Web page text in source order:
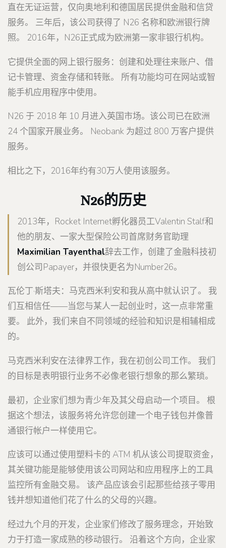
直在无证运营，仅向奥地利和德国居民提供金融和信贷
服务。 三年后，该公司获得了 N26 名称和欧洲银行牌
照。 2016年，N26正式成为欧洲第一家非银行机构。
它提供全面的网上银行服务：创建和处理往来账户、借
记卡管理、资金存储和转账。 所有功能均可在网站或智
能手机应用程序中使用。
N26 于 2018 年 10 月进入英国市场。该公司已在欧洲
24 个国家开展业务。 Neobank 为超过 800 万客户提供
服务。
相比之下，2016年约有30万人使用该服务。
N26的历史
2013年，Rocket Internet孵化器员工Valentin Stalf和
他的朋友、一家大型保险公司首席财务官助理
Maximilian Tayenthal辞去工作，创建了金融科技初
创公司Papayer，并很快更名为Number26。
瓦伦丁·斯塔夫：马克西米利安和我从高中就认识了。 我
们互相信任——当您与某人一起创业时，这一点非常重
要。 此外，我们来自不同领域的经验和知识是相辅相成
的。
马克西米利安在法律界工作，我在初创公司工作。 我们
的目标是表明银行业务不必像老银行想象的那么繁琐。
最初，企业家们想为青少年及其父母启动一个项目。 根
据这个想法，该服务将允许您创建一个电子钱包并像普
通银行帐户一样使用它。
应该可以通过使用塑料卡的 ATM 机从该公司提取资金，
其关键功能是能够使用该公司网站和应用程序上的工具
监控所有金融交易。 该产品应该会引起那些给孩子零用
钱并想知道他们花了什么的父母的兴趣。
经过九个月的开发，企业家们修改了服务理念，开始致
力于打造一家成熟的移动银行。 沿着这个方向，企业家